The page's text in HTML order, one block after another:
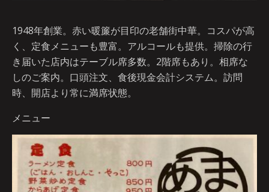
1948年創業。赤い暖簾が目印の老舗街中華。コスパが高
く、定食メニューも豊富。アルコールも提供。掃除の行
き届いた店内はテーブル席多数。2階席もあり。相席な
しのご案内。口頭注文、食後現金会計システム。訪問
時、開店より常に満席状態。
メニュー